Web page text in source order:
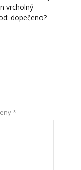
vrcholný
dopečeno?
*